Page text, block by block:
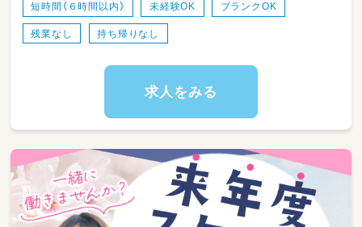
す。
短時間（６時間以内） 未経験OK ブランクOK
残業なし 持ち帰りなし
求人をみる